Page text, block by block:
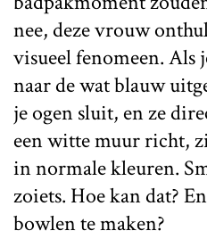
nee, deze vrouw
visueel fenomeen. Als
naar de wat blauw
je ogen sluit, en ze
een witte muur richt,
in normale kleuren.
zoiets. Hoe kan dat?
bowlen te maken?